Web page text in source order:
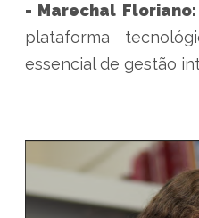
- Marechal Floriano:
plataforma
essencial de gestão